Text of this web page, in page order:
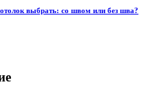
выбрать: со швом или без шва?